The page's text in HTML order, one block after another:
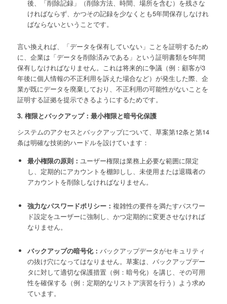
後、「削除記録」（削除方法、時間、場所を含む）を残さな
ければならず、かつその記録を少なくとも5年間保存しなけれ
ばならないということです。
言い換えれば、「データを保有していない」ことを証明するため
に、企業は「データを削除済みである」という証明書類を5年間
保有しなければなりません。これは将来的に争議（例：顧客が3
年後に個人情報の不正利用を訴えた場合など）が発生した際、企
業が既にデータを廃棄しており、不正利用の可能性がないことを
証明する証拠を提示できるようにするためです。
3. 権限とバックアップ：最小権限と暗号化保護
システムのアクセスとバックアップについて、草案第12条と第14
条は明確な技術的ハードルを設けています：
最小権限の原則： ユーザー権限は業務上必要な範囲に限定
し、定期的にアカウントを棚卸しし、未使用または退職者の
アカウントを削除しなければなりません。
強力なパスワードポリシー： 複雑性の要件を満たすパスワー
ド設定をユーザーに強制し、かつ定期的に変更させなければ
なりません。
バックアップの暗号化： バックアップデータがセキュリティ
の抜け穴になってはなりません。草案は、バックアップデー
タに対して適切な保護措置（例：暗号化）を講じ、その可用
性を確保する（例：定期的なリストア演習を行う）よう求め
ています。